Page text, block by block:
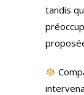
tandis